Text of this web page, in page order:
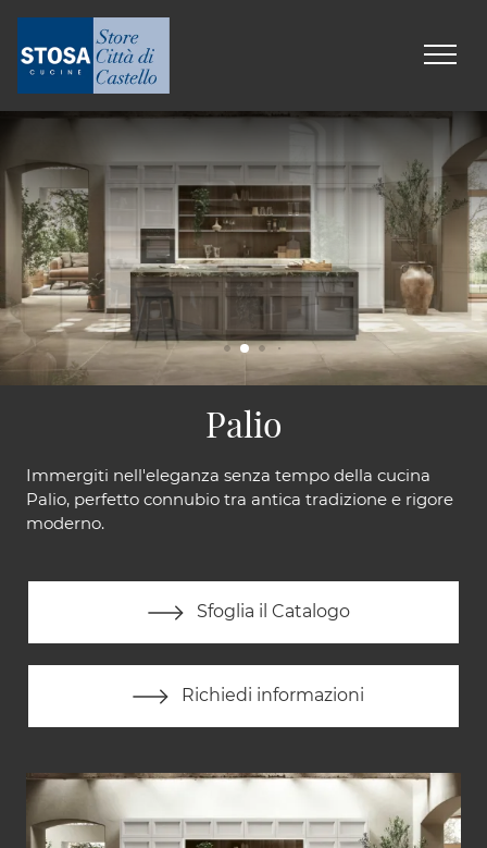
Palio
Immergiti nell'eleganza senza tempo della cucina
Palio, perfetto connubio tra antica tradizione e rigore
moderno.
Sfoglia il Catalogo
Richiedi informazioni